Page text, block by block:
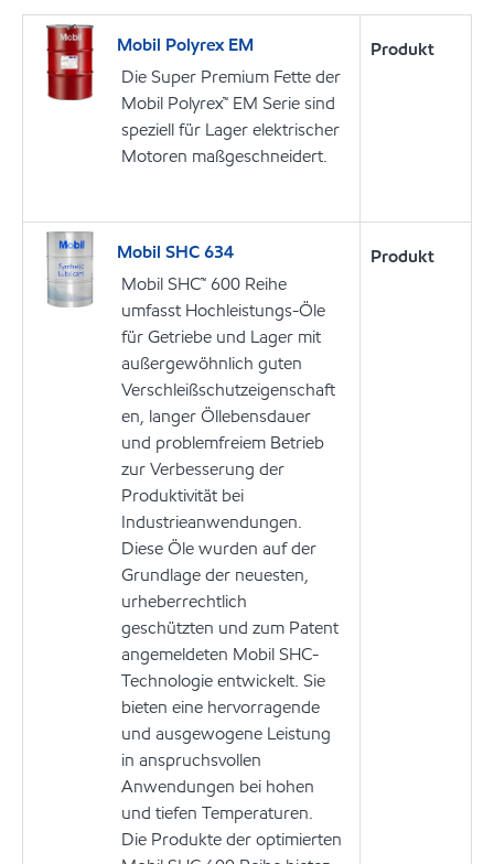
Mobil Polyrex EM
Die Super Premium Fette der
Mobil Polyrex™ EM Serie sind
speziell für Lager elektrischer
Motoren maßgeschneidert.
Produkt
Mobil SHC 634
Mobil SHC™ 600 Reihe
umfasst Hochleistungs-Öle
für Getriebe und Lager mit
außergewöhnlich guten
Verschleißschutzeigenschaft
en, langer Öllebensdauer
und problemfreiem Betrieb
zur Verbesserung der
Produktivität bei
Industrieanwendungen.
Diese Öle wurden auf der
Grundlage der neuesten,
urheberrechtlich
geschützten und zum Patent
angemeldeten Mobil SHC-
Technologie entwickelt. Sie
bieten eine hervorragende
und ausgewogene Leistung
in anspruchsvollen
Anwendungen bei hohen
und tiefen Temperaturen.
Die Produkte der optimierten
Produkt